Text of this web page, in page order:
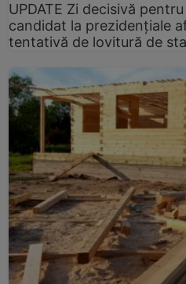
UPDATE Zi decisivă
candidat la prezidențiale
tentativă de lovitură de